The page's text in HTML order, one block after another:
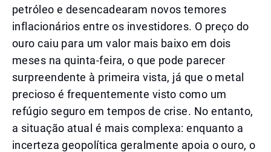
petróleo e desencadearam novos temores
inflacionários entre os investidores. O preço do
ouro caiu para um valor mais baixo em dois
meses na quinta-feira, o que pode parecer
surpreendente à primeira vista, já que o metal
precioso é frequentemente visto como um
refúgio seguro em tempos de crise. No entanto,
a situação atual é mais complexa: enquanto a
incerteza geopolítica geralmente apoia o ouro, o